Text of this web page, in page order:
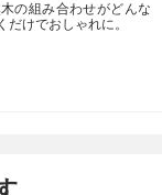
の組み合わせがどんな
だけでおしゃれに。